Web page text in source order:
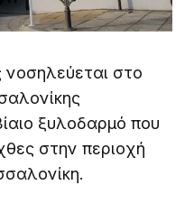
στο
ξυλοδαρμό που
στην περιοχή